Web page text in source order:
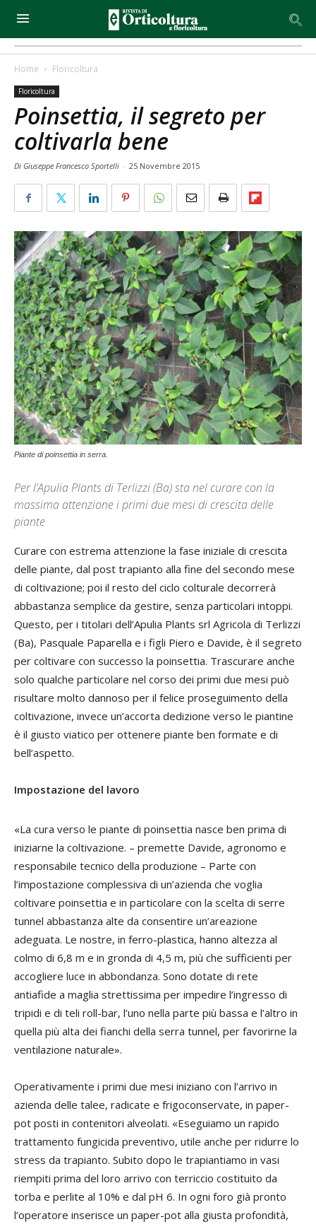
Home Floricoltura
Floricoltura
Poinsettia, il segreto per
coltivarla bene
Di Giuseppe Francesco Sportelli - 25 Novembre 2015
Piante di poinsettia in serra.
Per l’Apulia Plants di Terlizzi (Ba) sta nel curare con la
massima attenzione i primi due mesi di crescita delle
piante
Curare con estrema attenzione la fase iniziale di crescita
delle piante, dal post trapianto alla fine del secondo mese
di coltivazione; poi il resto del ciclo colturale decorrerà
abbastanza semplice da gestire, senza particolari intoppi.
Questo, per i titolari dell’Apulia Plants srl Agricola di Terlizzi
(Ba), Pasquale Paparella e i figli Piero e Davide, è il segreto
per coltivare con successo la poinsettia. Trascurare anche
solo qualche particolare nel corso dei primi due mesi può
risultare molto dannoso per il felice proseguimento della
coltivazione, invece un’accorta dedizione verso le piantine
è il giusto viatico per ottenere piante ben formate e di
bell’aspetto.
Impostazione del lavoro
«La cura verso le piante di poinsettia nasce ben prima di
iniziarne la coltivazione. – premette Davide, agronomo e
responsabile tecnico della produzione – Parte con
l’impostazione complessiva di un’azienda che voglia
coltivare poinsettia e in particolare con la scelta di serre
tunnel abbastanza alte da consentire un’areazione
adeguata. Le nostre, in ferro-plastica, hanno altezza al
colmo di 6,8 m e in gronda di 4,5 m, più che sufficienti per
accogliere luce in abbondanza. Sono dotate di rete
antiafide a maglia strettissima per impedire l’ingresso di
tripidi e di teli roll-bar, l’uno nella parte più bassa e l’altro in
quella più alta dei fianchi della serra tunnel, per favorirne la
ventilazione naturale».
Operativamente i primi due mesi iniziano con l’arrivo in
azienda delle talee, radicate e frigoconservate, in paper-
pot posti in contenitori alveolati. «Eseguiamo un rapido
trattamento fungicida preventivo, utile anche per ridurre lo
stress da trapianto. Subito dopo le trapiantiamo in vasi
riempiti prima del loro arrivo con terriccio costituito da
torba e perlite al 10% e dal pH 6. In ogni foro già pronto
l’operatore inserisce un paper-pot alla giusta profondità,